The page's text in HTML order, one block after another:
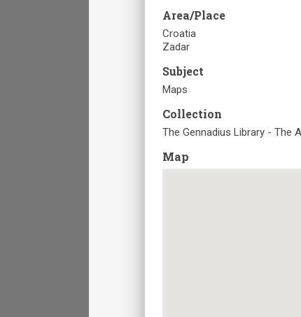
Area/Place
Croatia
Zadar
Subject
Maps
Collection
The Gennadius Library - The
Map